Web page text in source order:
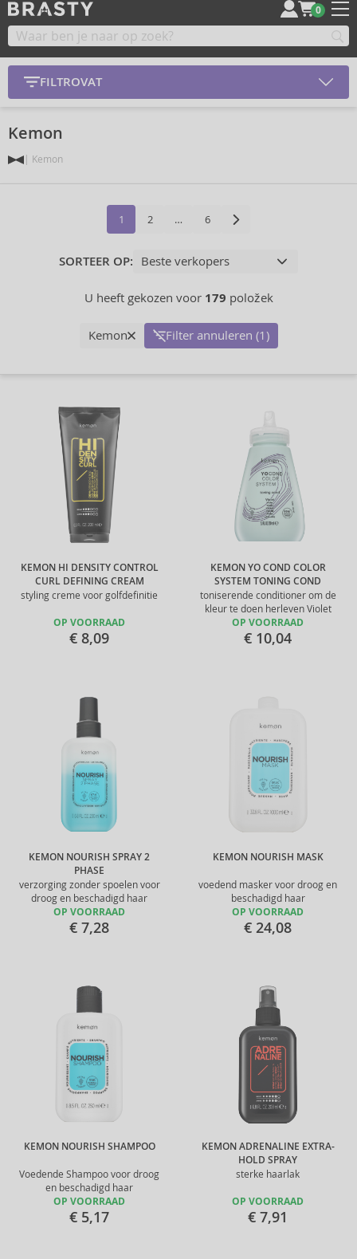
0
FILTROVAT
Kemon
Kemon
1 2 … 6
SORTEER OP:
U heeft gekozen voor 179 položek
Kemon Filter annuleren (1)
KEMON HI DENSITY CONTROL
CURL DEFINING CREAM
styling creme voor golfdefinitie
OP VOORRAAD
€ 8,09
KEMON YO COND COLOR
SYSTEM TONING COND
toniserende conditioner om de
kleur te doen herleven Violet
OP VOORRAAD
€ 10,04
KEMON NOURISH SPRAY 2
PHASE
verzorging zonder spoelen voor
droog en beschadigd haar
OP VOORRAAD
€ 7,28
KEMON NOURISH MASK
voedend masker voor droog en
beschadigd haar
OP VOORRAAD
€ 24,08
KEMON NOURISH SHAMPOO
Voedende Shampoo voor droog
en beschadigd haar
OP VOORRAAD
€ 5,17
KEMON ADRENALINE EXTRA-
HOLD SPRAY
sterke haarlak
OP VOORRAAD
€ 7,91